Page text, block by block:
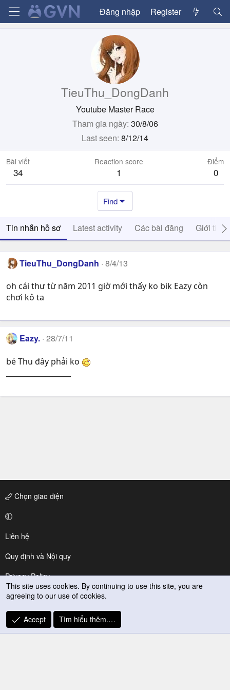
Đăng nhập Register
TieuThu_DongDanh
Youtube Master Race
Tham gia ngày 30/8/06
Last seen 8/12/14
Bài viết
34
Reaction score
1
Điểm
0
Find
Tin nhắn hồ sơ Latest activity Các bài đăng Giới thiệu
TieuThu_DongDanh 8/4/13
oh cái thư từ năm 2011 giờ mới thấy ko bik Eazy còn
chơi kô ta
Eazy. 28/7/11
bé Thu đây phải ko
Chọn giao diện
Liên hệ
Quy định và Nội quy
Privacy Policy
Trợ giúp
R
S
This site uses cookies. By continuing to use this site, you are
agreeing to our use of cookies.
Accept Tìm hiểu thêm.…